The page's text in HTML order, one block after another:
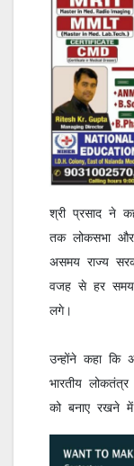
श्री प्रसाद ने
तक लोकसभा और
असमय राज्य
वजह से हर समय
लगे।
उन्होंने कहा कि
भारतीय
को बनाए रखने में